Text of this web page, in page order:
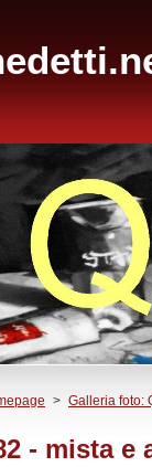
> Galleria foto:
- mista e